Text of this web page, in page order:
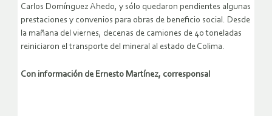
Carlos Domínguez Ahedo, y sólo quedaron pendientes algunas
prestaciones y convenios para obras de beneficio social. Desde
la mañana del viernes, decenas de camiones de 40 toneladas
reiniciaron el transporte del mineral al estado de Colima.
Con información de Ernesto Martínez, corresponsal